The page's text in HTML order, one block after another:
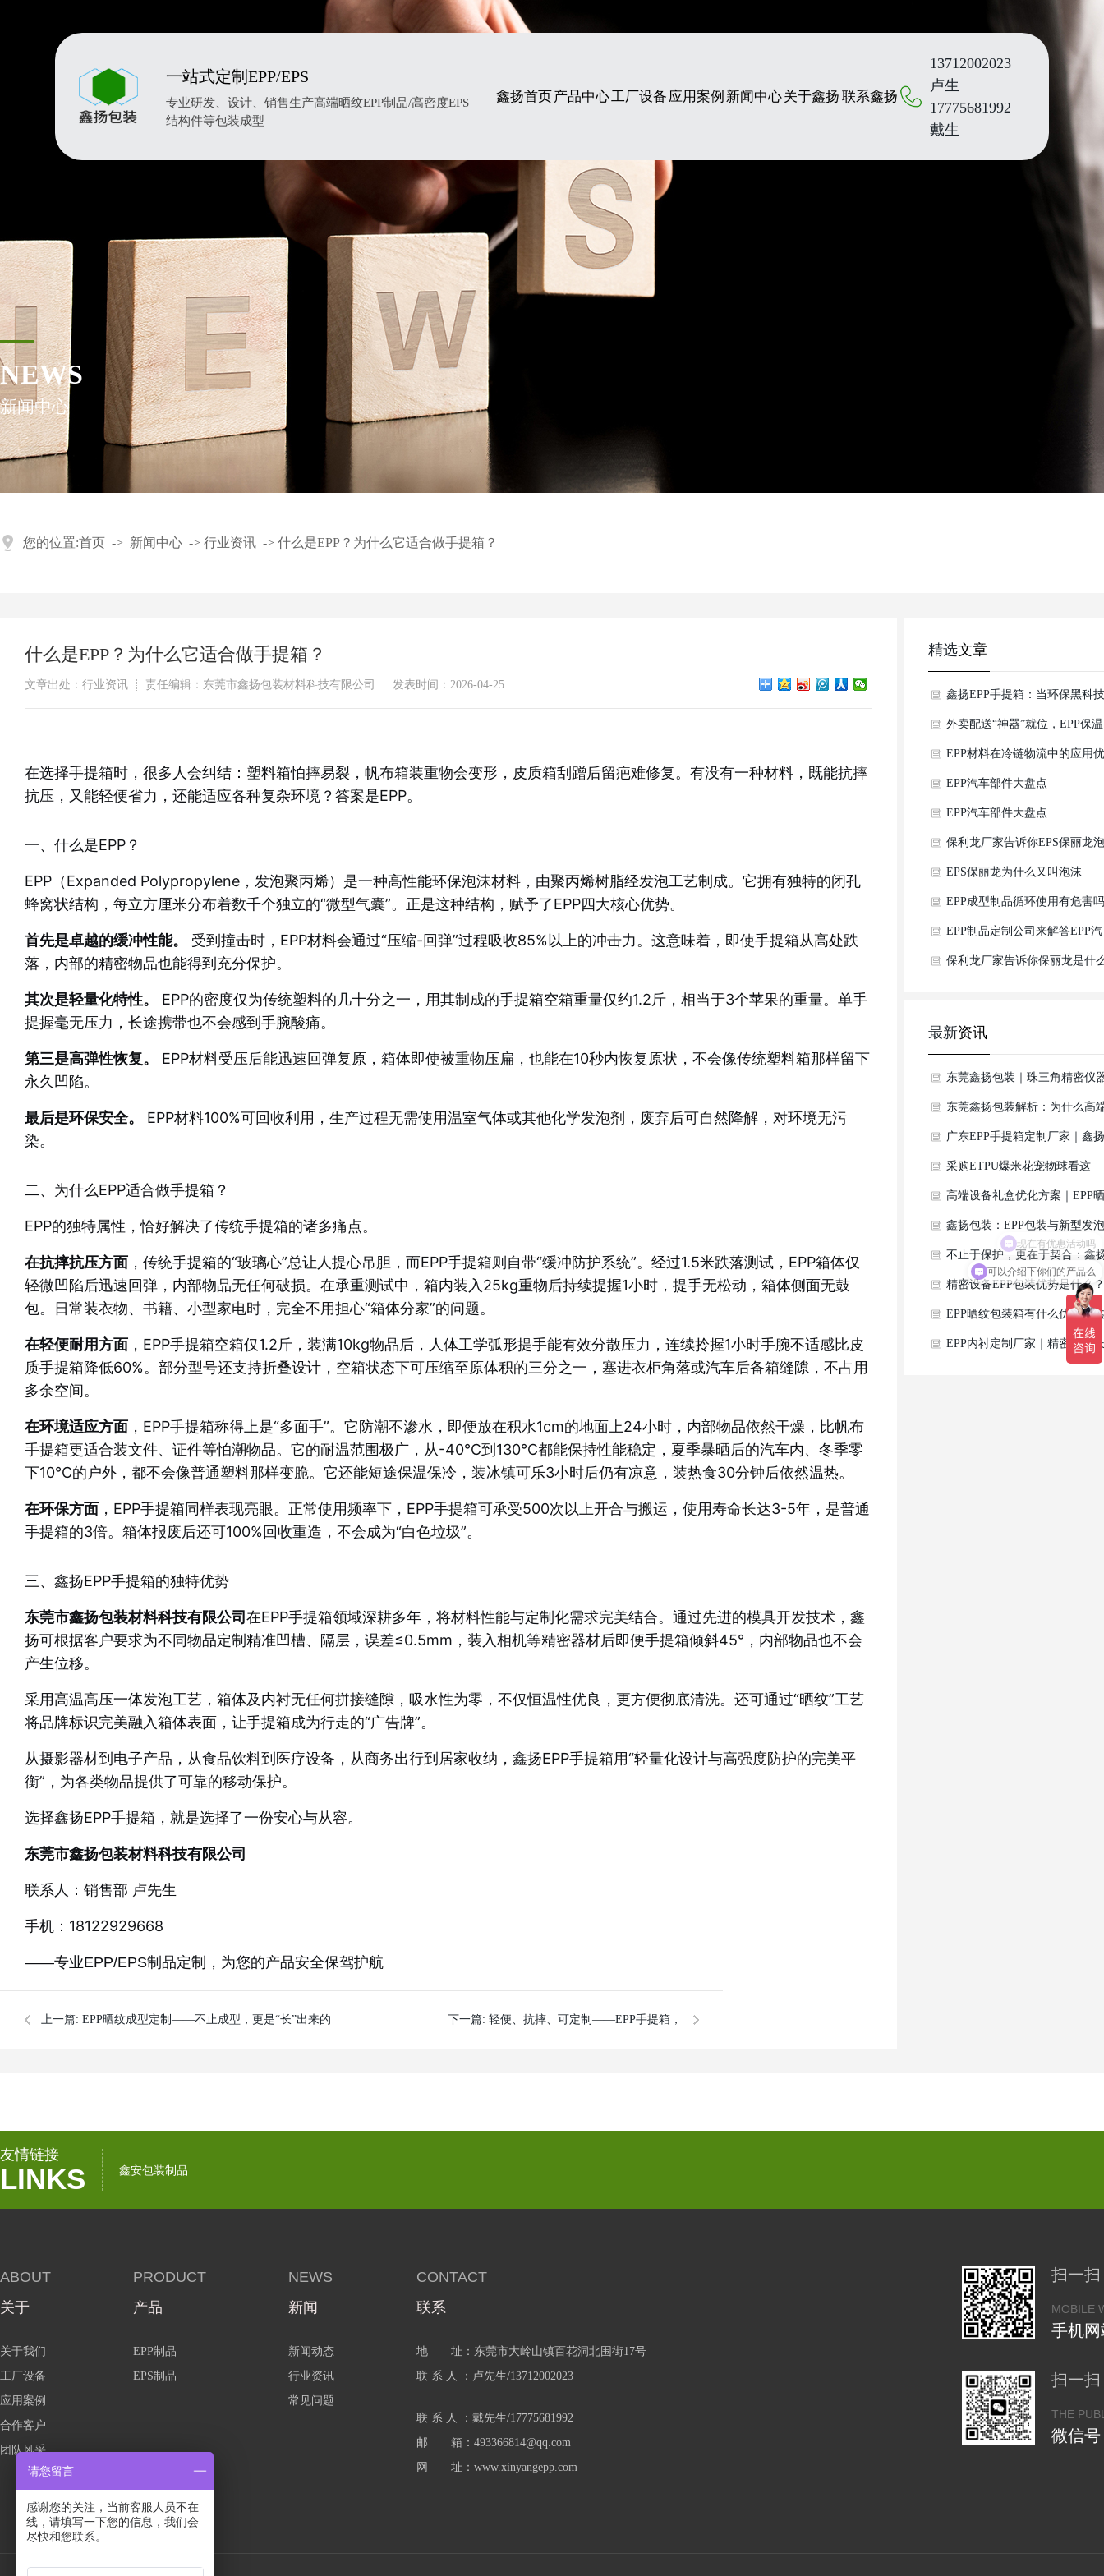
一站式定制EPP/EPS
专业研发、设计、销售生产高端晒纹EPP制品/高密度EPS
结构件等包装成型
鑫扬首页产品中心工厂设备 应用案例 新闻中心关于鑫扬 联系鑫扬
13712002023
卢生
17775681992
戴生
NEWS
新闻中心
您的位置:首页 -> 新闻中心 -> 行业资讯 -> 什么是EPP？为什么它适合做手提箱？
什么是EPP？为什么它适合做手提箱？
文章出处：行业资讯 责任编辑：东莞市鑫扬包装材料科技有限公司 发表时间：2026-04-25
在选择手提箱时，很多人会纠结：塑料箱怕摔易裂，帆布箱装重物会变形，皮质箱刮蹭后留疤难修复。有没有一种材料，既能抗摔
抗压，又能轻便省力，还能适应各种复杂环境？答案是EPP。
一、什么是EPP？
EPP（Expanded Polypropylene，发泡聚丙烯）是一种高性能环保泡沫材料，由聚丙烯树脂经发泡工艺制成。它拥有独特的闭孔
蜂窝状结构，每立方厘米分布着数千个独立的“微型气囊”。正是这种结构，赋予了EPP四大核心优势。
首先是卓越的缓冲性能。
受到撞击时，EPP材料会通过“压缩-回弹”过程吸收85%以上的冲击力。这意味着，即使手提箱从高处跌
落，内部的精密物品也能得到充分保护。
其次是轻量化特性。
EPP的密度仅为传统塑料的几十分之一，用其制成的手提箱空箱重量仅约1.2斤，相当于3个苹果的重量。单手
提握毫无压力，长途携带也不会感到手腕酸痛。
第三是高弹性恢复。
EPP材料受压后能迅速回弹复原，箱体即使被重物压扁，也能在10秒内恢复原状，不会像传统塑料箱那样留下
永久凹陷。
最后是环保安全。
EPP材料100%可回收利用，生产过程无需使用温室气体或其他化学发泡剂，废弃后可自然降解，对环境无污
染。
二、为什么EPP适合做手提箱？
EPP的独特属性，恰好解决了传统手提箱的诸多痛点。
在抗摔抗压方面 ，传统手提箱的“玻璃心”总让人提心吊胆，而EPP手提箱则自带“缓冲防护系统”。经过1.5米跌落测试，EPP箱体仅
轻微凹陷后迅速回弹，内部物品无任何破损。在承重测试中，箱内装入25kg重物后持续提握1小时，提手无松动，箱体侧面无鼓
包。日常装衣物、书籍、小型家电时，完全不用担心“箱体分家”的问题。
在轻便耐用方面 ，EPP手提箱空箱仅1.2斤，装满10kg物品后，人体工学弧形提手能有效分散压力，连续拎握1小时手腕不适感比皮
质手提箱降低60%。部分型号还支持折叠设计，空箱状态下可压缩至原体积的三分之一，塞进衣柜角落或汽车后备箱缝隙，不占用
多余空间。
在环境适应方面 ，EPP手提箱称得上是“多面手”。它防潮不渗水，即便放在积水1cm的地面上24小时，内部物品依然干燥，比帆布
手提箱更适合装文件、证件等怕潮物品。它的耐温范围极广，从-40℃到130℃都能保持性能稳定，夏季暴晒后的汽车内、冬季零
下10℃的户外，都不会像普通塑料那样变脆。它还能短途保温保冷，装冰镇可乐3小时后仍有凉意，装热食30分钟后依然温热。
在环保方面 ，EPP手提箱同样表现亮眼。正常使用频率下，EPP手提箱可承受500次以上开合与搬运，使用寿命长达3-5年，是普通
手提箱的3倍。箱体报废后还可100%回收重造，不会成为“白色垃圾”。
三、鑫扬EPP手提箱的独特优势
东莞市鑫扬包装材料科技有限公司在EPP手提箱领域深耕多年，将材料性能与定制化需求完美结合。通过先进的模具开发技术，鑫
扬可根据客户要求为不同物品定制精准凹槽、隔层，误差≤0.5mm，装入相机等精密器材后即便手提箱倾斜45°，内部物品也不会
产生位移。
采用高温高压一体发泡工艺，箱体及内衬无任何拼接缝隙，吸水性为零，不仅恒温性优良，更方便彻底清洗。还可通过“晒纹”工艺
将品牌标识完美融入箱体表面，让手提箱成为行走的“广告牌”。
从摄影器材到电子产品，从食品饮料到医疗设备，从商务出行到居家收纳，鑫扬EPP手提箱用“轻量化设计与高强度防护的完美平
衡”，为各类物品提供了可靠的移动保护。
选择鑫扬EPP手提箱，就是选择了一份安心与从容。
东莞市鑫扬包装材料科技有限公司
联系人：销售部 卢先生
手机：18122929668
——专业EPP/EPS制品定制，为您的产品安全保驾护航
上一篇: EPP晒纹成型定制——不止成型，更是“长”出来的 下一篇: 轻便、抗摔、可定制——EPP手提箱，
精选文章
鑫扬EPP手提箱：当环保黑科技
遇上出行美学，重新定义行李
天花板
外卖配送“神器”就位，EPP保温
箱升数怎么选？
EPP材料在冷链物流中的应用优
势是什么？
EPP汽车部件大盘点
EPP汽车部件大盘点
保利龙厂家告诉你EPS保丽龙泡
沫的特点有哪些
EPS保丽龙为什么又叫泡沫
EPP成型制品循环使用有危害吗
EPP制品定制公司来解答EPP汽
车配件环保原材料可以定制吗
保利龙厂家告诉你保丽龙是什
最新资讯
东莞鑫扬包装｜珠三角精密仪
EPP防护箱定制厂家，专业EPP
一体成型加工
东莞鑫扬包装解析：为什么高
设备周转包装优先选用EPP晒纹
箱体？
广东EPP手提箱定制厂家｜鑫扬
包装精密仪器便携EPP工具箱一
站式开模生产
采购ETPU爆米花宠物球看这
里！鑫扬包装一站式ETPU宠物
玩具定制解决方案
高端设备礼盒优化方案｜EPP晒
纹成型定制一体发泡包装详解
鑫扬包装：EPP包装与新型发泡
材料领域的创新力量
不止于保护，更在于契合：鑫
包装EPP深度定制服务
精密设备EPP包装优势是什么？
定制选型与应用全解析
EPP晒纹包装箱有什么优势？鑫
扬包装浅谈EPP晒纹成型定制要
EPP内衬定制厂家｜精密设备长
友情链接
LINKS 鑫安包装制品
ABOUT
关于
关于我们
工厂设备
应用案例
合作客户
团队风采
PRODUCT
产品
EPP制品
EPS制品
NEWS
新闻
新闻动态
行业资讯
常见问题
CONTACT
联系
地 址：东莞市大岭山镇百花洞北围街17号
联 系 人 ：卢先生/13712002023
联 系 人 ：戴先生/17775681992
邮 箱：493366814@qq.com
网 址：www.xinyangepp.com
扫一扫
MOBILE
手机网
扫一扫
THE
微信号
可以介绍下你们的产品么
请您留言
感谢您的关注，当前客服人员不在
线，请填写一下您的信息，我们会
尽快和您联系。